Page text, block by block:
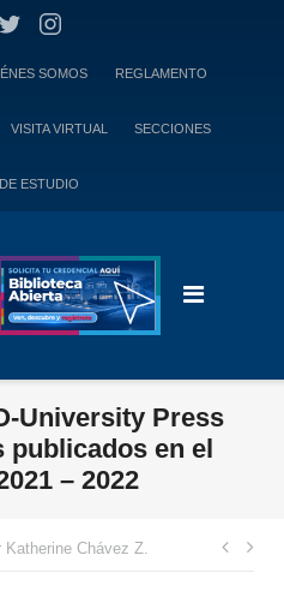
SOMOS REGLAMENTO
VISITA VIRTUAL SECCIONES
ESTUDIO
University Press
publicados en el
– 2022
Katherine Chávez Z.